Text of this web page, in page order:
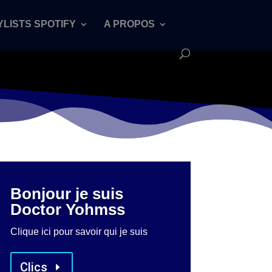
SPOTIFY A PROPOS
Bonjour je suis
Doctor Yohmss
Clique ici pour savoir qui je suis
Clics